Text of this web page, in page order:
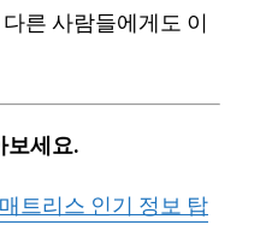
른 사람들에게도 이
세요.
트리스 인기 정보 탑